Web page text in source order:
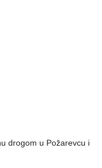
drogom u Požarevcu i